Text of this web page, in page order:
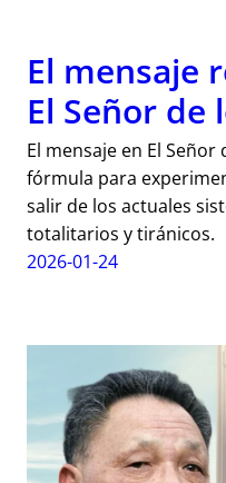
El mensaje
El Señor de
El mensaje en El
fórmula para
salir de los actuales
totalitarios y tiránicos.
2026-01-24